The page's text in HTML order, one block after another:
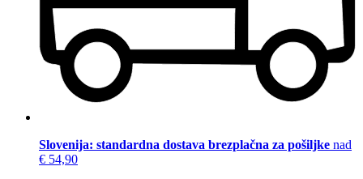
Slovenija: standardna dostava brezplačna za pošiljke nad
€ 54,90